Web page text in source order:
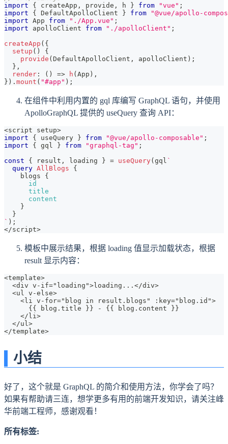
import
{ createApp , provide , h } from "vue" ;
import
{ DefaultApolloClient } from
"@vue/apollo-
import App from "./App.vue" ;
import
apolloClient from "./apolloClient" ;
createApp ( {
setup ( )
{
provide ( DefaultApolloClient , apolloClient ) ;
} ,
render : ( ) => h ( App ) ,
} ) . mount ( "#app" ) ;
在组件中利用内置的 gql 库编写 GraphQL 语句，并使用
ApolloGraphQL 提供的 useQuery 查询 API：
<script setup>
import
{ useQuery } from "@vue/apollo-composable" ;
import
{ gql } from "graphql-tag" ;
const
{ result , loading } = useQuery( gql `
query AllBlogs
{
blogs
{
id
title
content
}
}
` ) ;
</script>
模板中展示结果，根据 loading 值显示加载状态，根据
result 显示内容：
<template>
  <div v-if="loading">loading...</div>
  <ul v-else>
    <li v-for="blog in result.blogs" :key="blog.id">
      {{ blog.title }} - {{ blog.content }}
    </li>
  </ul>
</template>
小结
好了，这个就是 GraphQL 的简介和使用方法，你学会了吗？
如果有帮助请三连，想学更多有用的前端开发知识，请关注峰
华前端工程师，感谢观看！
所有标签: